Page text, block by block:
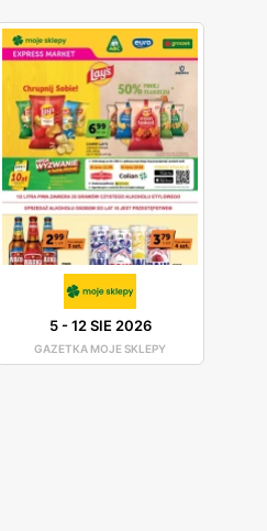
5-12 SIE 2026
GAZETKA MOJE SKLEPY